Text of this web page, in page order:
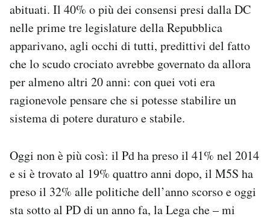
SHOP
CALENDARIO
AREA PERSONALE
Area Personale
Notifiche mobile
Regala il Post
Hai bisogno di aiuto?
Esci
abituati. Il 40% o più dei consensi presi dalla DC
nelle prime tre legislature della Repubblica
apparivano, agli occhi di tutti, predittivi del fatto
che lo scudo crociato avrebbe governato da allora
per almeno altri 20 anni: con quei voti era
ragionevole pensare che si potesse stabilire un
sistema di potere duraturo e stabile.
Oggi non è più così: il Pd ha preso il 41% nel 2014
e si è trovato al 19% quattro anni dopo, il M5S ha
preso il 32% alle politiche dell’anno scorso e oggi
sta sotto al PD di un anno fa, la Lega che – mi